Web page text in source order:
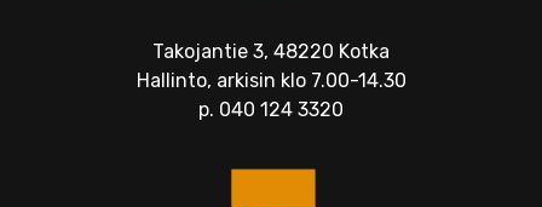
Takojantie 3, 48220 Kotka
Hallinto, arkisin klo 7.00-14.30
p. 040 124 3320